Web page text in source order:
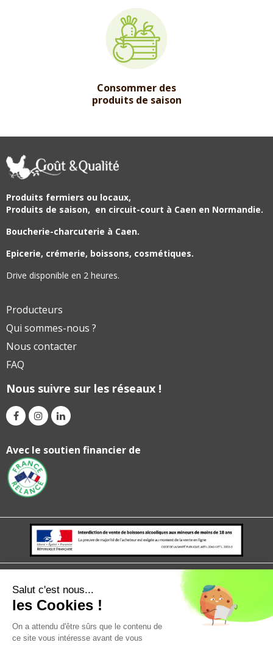
Consommer des
produits de saison
Produits fermiers ou locaux,
Produits de saison, en circuit-court à Caen en Normandie.
Boucherie-charcuterie à Caen.
Epicerie, crémerie, boissons, cosmétiques.
Drive disponible en 2 heures.
Producteurs
Qui sommes-nous ?
Nous contacter
FAQ
Nous suivre sur les réseaux !
Avec le soutien financier de
politique de confidentialité
Salut c'est nous...
les Cookies !
On a attendu d'être sûrs que le contenu de
ce site vous intéresse avant de vous